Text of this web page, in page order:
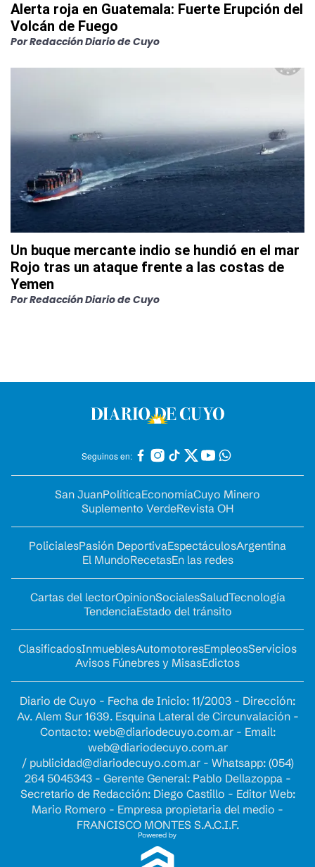
Alerta roja en Guatemala: Fuerte Erupción del
Volcán de Fuego
PorRedacción Diario de Cuyo
Un buque mercante indio se hundió en el mar
Rojo tras un ataque frente a las costas de
Yemen
PorRedacción Diario de Cuyo
Seguinos en:
San JuanPolíticaEconomíaCuyo Minero
Suplemento VerdeRevista OH
PolicialesPasión DeportivaEspectáculosArgentina
El MundoRecetasEn las redes
Cartas del lectorOpinionSocialesSaludTecnología
TendenciaEstado del tránsito
ClasificadosInmueblesAutomotoresEmpleosServicios
Avisos Fúnebres y MisasEdictos
Diario de Cuyo - Fecha de Inicio: 11/2003 - Dirección:
Av. Alem Sur 1639. Esquina Lateral de Circunvalación -
Contacto: web@diariodecuyo.com.ar- Email:
web@diariodecuyo.com.ar
/ publicidad@diariodecuyo.com.ar- Whatsapp: (054)
264 5045343 - Gerente General: Pablo Dellazoppa -
Secretario de Redacción: Diego Castillo - Editor Web:
Mario Romero - Empresa propietaria del medio -
FRANCISCO MONTES S.A.C.I.F.